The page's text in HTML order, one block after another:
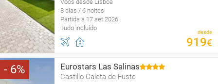
Voos desde Lisboa
8 dias / 6 noites
Partida a 17 set 2026
Tudo incluído
desde
919€
6 Eurostars Las Salinas
Castillo Caleta de Fuste